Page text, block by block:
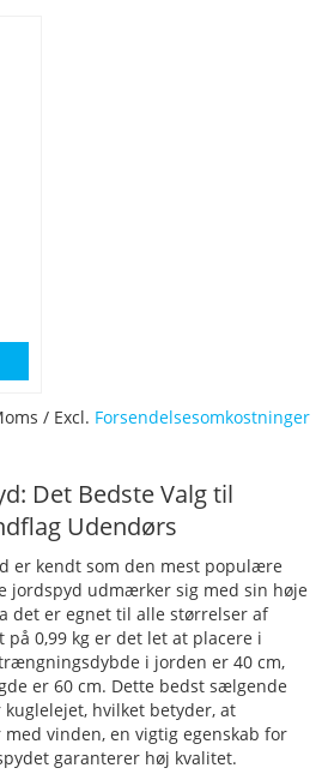
/ Excl. Forsendelsesomkostninger
Det Bedste Valg til
Udendørs
er kendt som den mest populære
jordspyd udmærker sig med sin høje
det er egnet til alle størrelser af
0,99 kg er det let at placere i
i jorden er 40 cm,
er 60 cm. Dette bedst sælgende
hvilket betyder, at
vinden, en vigtig egenskab for
garanterer høj kvalitet.